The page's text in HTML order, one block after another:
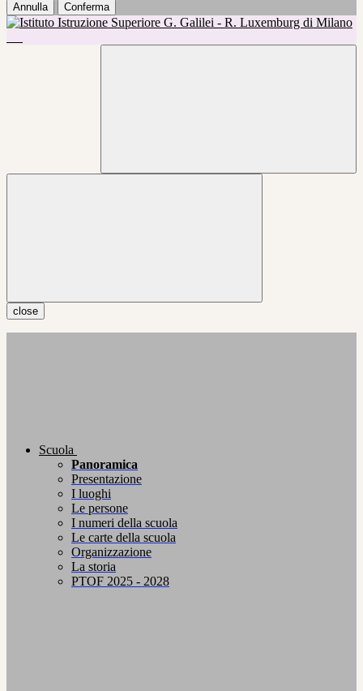
Annulla Conferma
close
Scuola
Panoramica
Presentazione
I luoghi
Le persone
I numeri della scuola
Le carte della scuola
Organizzazione
La storia
PTOF 2025 - 2028